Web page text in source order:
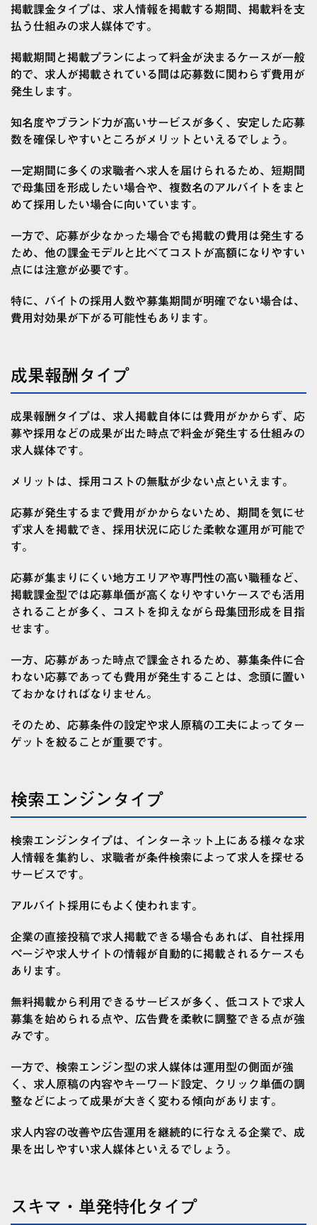
掲載課金タイプは、求人情報を掲載する期間、掲載料を支
払う仕組みの求人媒体です。
掲載期間と掲載プランによって料金が決まるケースが一般
的で、求人が掲載されている間は応募数に関わらず費用が
発生します。
知名度やブランド力が高いサービスが多く、安定した応募
数を確保しやすいところがメリットといえるでしょう。
一定期間に多くの求職者へ求人を届けられるため、短期間
で母集団を形成したい場合や、複数名のアルバイトをまと
めて採用したい場合に向いています。
一方で、応募が少なかった場合でも掲載の費用は発生する
ため、他の課金モデルと比べてコストが高額になりやすい
点には注意が必要です。
特に、バイトの採用人数や募集期間が明確でない場合は、
費用対効果が下がる可能性もあります。
成果報酬タイプ
成果報酬タイプは、求人掲載自体には費用がかからず、応
募や採用などの成果が出た時点で料金が発生する仕組みの
求人媒体です。
メリットは、採用コストの無駄が少ない点といえます。
応募が発生するまで費用がかからないため、期間を気にせ
ず求人を掲載でき、採用状況に応じた柔軟な運用が可能で
す。
応募が集まりにくい地方エリアや専門性の高い職種など、
掲載課金型では応募単価が高くなりやすいケースでも活用
されることが多く、コストを抑えながら母集団形成を目指
せます。
一方、応募があった時点で課金されるため、募集条件に合
わない応募であっても費用が発生することは、念頭に置い
ておかなければなりません。
そのため、応募条件の設定や求人原稿の工夫によってター
ゲットを絞ることが重要です。
検索エンジンタイプ
検索エンジンタイプは、インターネット上にある様々な求
人情報を集約し、求職者が条件検索によって求人を探せる
サービスです。
アルバイト採用にもよく使われます。
企業の直接投稿で求人掲載できる場合もあれば、自社採用
ページや求人サイトの情報が自動的に掲載されるケースも
あります。
無料掲載から利用できるサービスが多く、低コストで求人
募集を始められる点や、広告費を柔軟に調整できる点が強
みです。
一方で、検索エンジン型の求人媒体は運用型の側面が強
く、求人原稿の内容やキーワード設定、クリック単価の調
整などによって成果が大きく変わる傾向があります。
求人内容の改善や広告運用を継続的に行なえる企業で、成
果を出しやすい求人媒体といえるでしょう。
スキマ・単発特化タイプ